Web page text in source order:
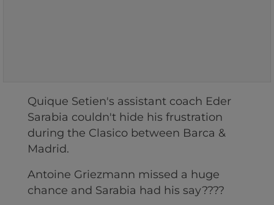
Quique Setien's assistant coach Eder
Sarabia couldn't hide his frustration
during the Clasico between Barca &
Madrid.
Antoine Griezmann missed a huge
chance and Sarabia had his say????